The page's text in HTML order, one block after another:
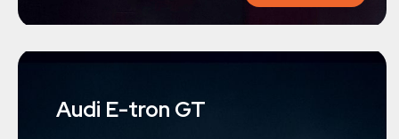
Audi E-tron GT